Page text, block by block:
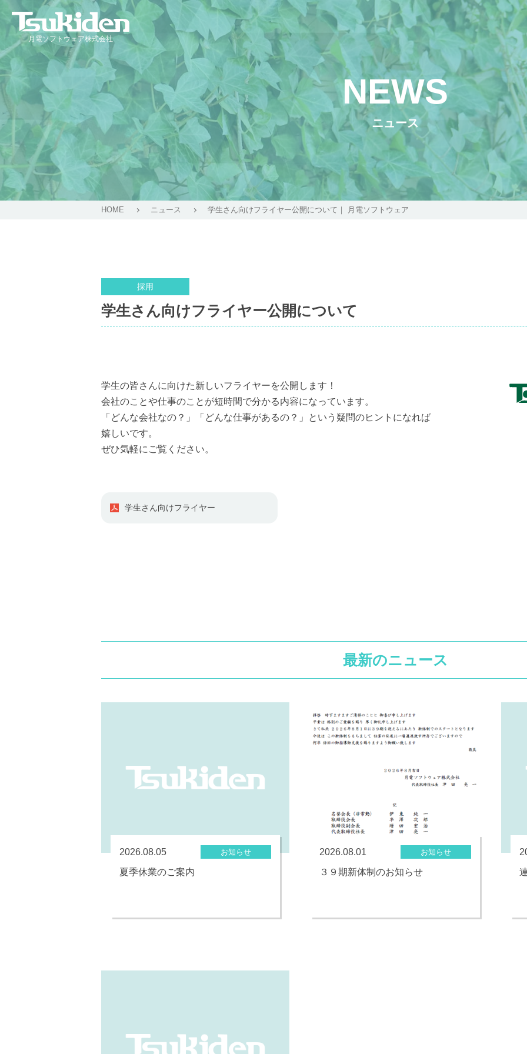
月電ソフトウェア株式会社
NEWS
ニュース
HOME ニュース 学生さん向けフライヤー公開について｜ 月電ソフトウェア
採用
学生さん向けフライヤー公開について
学生の皆さんに向けた新しいフライヤーを公開します！
会社のことや仕事のことが短時間で分かる内容になっています。
「どんな会社なの？」「どんな仕事があるの？」という疑問のヒントになれば
嬉しいです。
ぜひ気軽にご覧ください。
学生さん向けフライヤー
最新のニュース
2026.08.05 お知らせ
夏季休業のご案内
2026.08.01 お知らせ
３９期新体制のお知らせ